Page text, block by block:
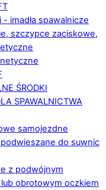
imadła spawalnicze
szczypce zaciskowe,
ŚRODKI
SPAWALNICTWA
samojezdne
do suwnic
z podwójnym
obrotowym oczkiem